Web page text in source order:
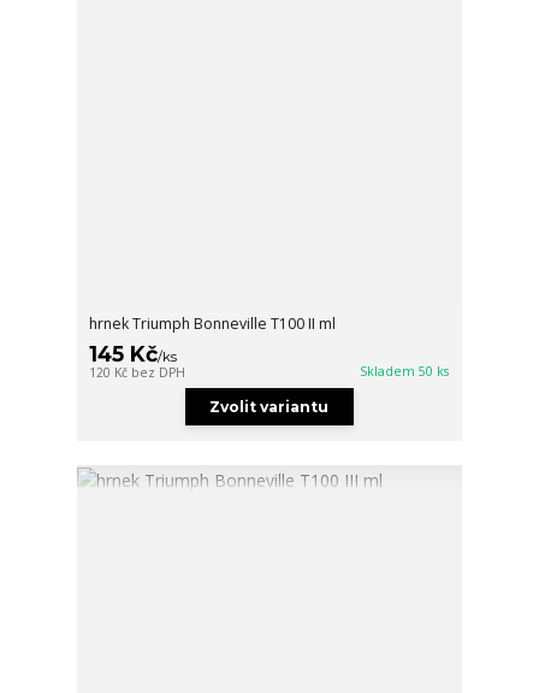
hrnek Triumph Bonneville T100 II ml
145 Kč/ks
120 Kč bez DPH Skladem 50 ks
Zvolit variantu